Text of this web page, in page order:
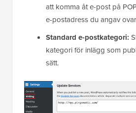
att komma åt e-post på
e-postadress du angav
Standard e-postkategori:
kategori för inlägg som
sätt.